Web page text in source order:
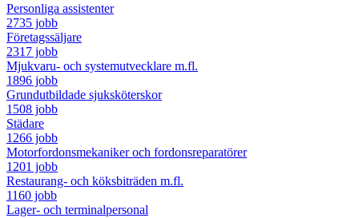
Personliga assistenter
2735 jobb
Företagssäljare
2317 jobb
Mjukvaru- och systemutvecklare m.fl.
1896 jobb
Grundutbildade sjuksköterskor
1508 jobb
Städare
1266 jobb
Motorfordonsmekaniker och fordonsreparatörer
1201 jobb
Restaurang- och köksbiträden m.fl.
1160 jobb
Lager- och terminalpersonal